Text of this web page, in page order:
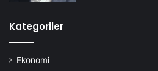
Kategoriler
Ekonomi